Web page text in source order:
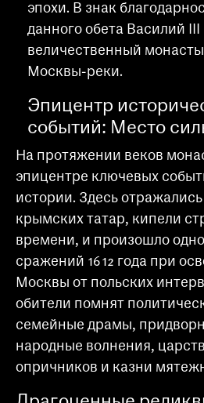
эпохи. В знак
данного обета Василий III
величественный
Москвы-реки.
Эпицентр
событий: Место
На протяжении веков
эпицентре ключевых
истории. Здесь
крымских татар, кипели
времени, и произошло
сражений 1612 года при
Москвы от польских
обители помнят
семейные драмы,
народные волнения,
опричников и казни